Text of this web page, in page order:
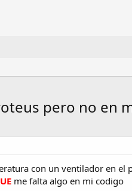
pero no en
con un ventilador en el
me falta algo en mi codigo